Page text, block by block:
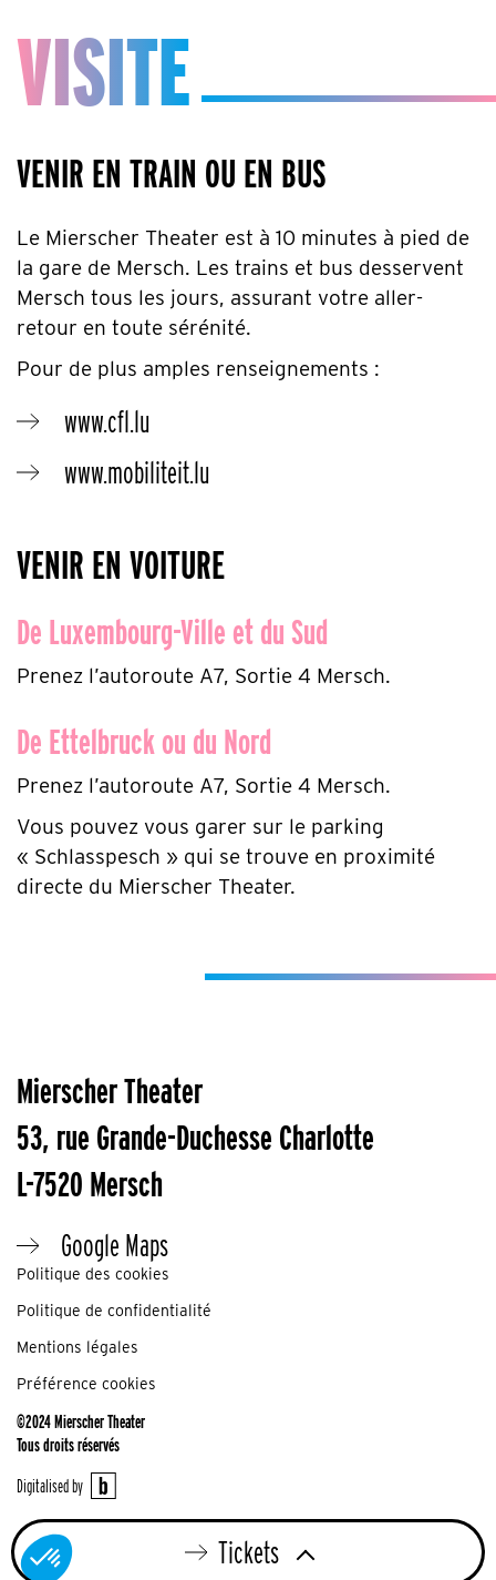
Tickets
14.01.27 | 15:00
VISITE
VENIR EN TRAIN OU EN BUS
Le Mierscher Theater est à 10 minutes à pied de
la gare de Mersch. Les trains et bus desservent
Mersch tous les jours, assurant votre aller-
retour en toute sérénité.
Pour de plus amples renseignements :
www.cfl.lu
www.mobiliteit.lu
VENIR EN VOITURE
De Luxembourg-Ville et du Sud
Prenez l’autoroute A7, Sortie 4 Mersch.
De Ettelbruck ou du Nord
Prenez l’autoroute A7, Sortie 4 Mersch.
Vous pouvez vous garer sur le parking
« Schlasspesch » qui se trouve en proximité
directe du Mierscher Theater.
Mierscher Theater
53, rue Grande-Duchesse Charlotte
L-7520 Mersch
Google Maps
Politique des cookies
Politique de confidentialité
Mentions légales
Préférence cookies
©2024 Mierscher Theater
Tous droits réservés
Digitalised by